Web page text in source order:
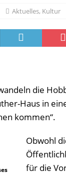
2026 ] Pflege- und
Aktuelles, Kultur
die
Haus in
kommen“.
Obwohl
für die